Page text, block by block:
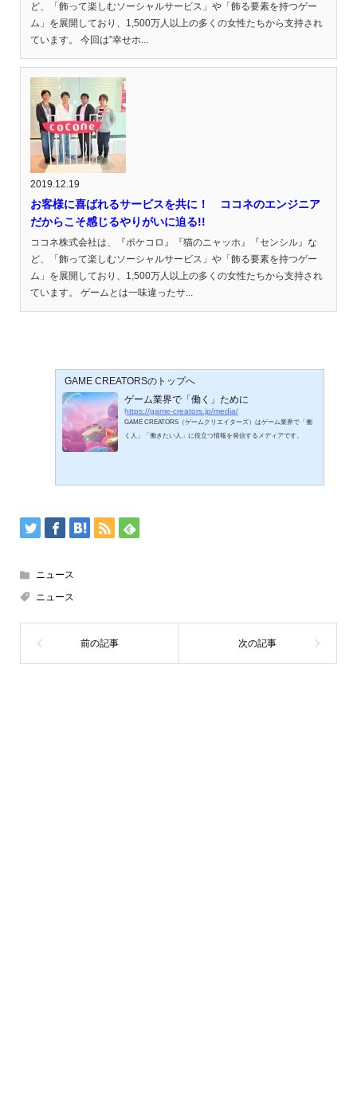
ど、「飾って楽しむソーシャルサービス」や「飾る要素を持つゲー
ム」を展開しており、1,500万人以上の多くの女性たちから支持され
ています。 今回は”幸せホ...
2019.12.19
お客様に喜ばれるサービスを共に！ ココネのエンジニア
だからこそ感じるやりがいに迫る!!
ココネ株式会社は、『ポケコロ』『猫のニャッホ』『センシル』な
ど、「飾って楽しむソーシャルサービス」や「飾る要素を持つゲー
ム」を展開しており、1,500万人以上の多くの女性たちから支持され
ています。 ゲームとは一味違ったサ...
GAME CREATORSのトップへ
ゲーム業界で「働く」ために
https://game-creators.jp/media/
GAME CREATORS（ゲームクリエイターズ）はゲーム業界で「働
く人」「働きたい人」に役立つ情報を発信するメディアです。
ニュース
ニュース